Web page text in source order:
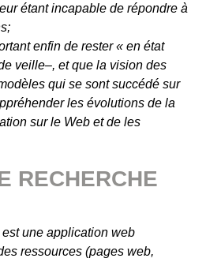
étant incapable de répondre à
enfin de rester « en état
veille–, et que la vision des
qui se sont succédé sur
les évolutions de la
sur le Web et de les
RECHERCHE
une application web
ressources (pages web,